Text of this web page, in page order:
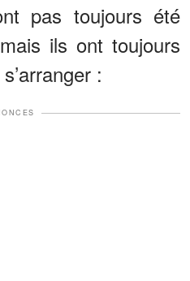
pas toujours été
ils ont toujours
: